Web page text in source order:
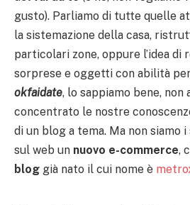
gusto). Parliamo di tutte quelle
la sistemazione della casa,
particolari zone, oppure l’idea di
sorprese e oggetti con abilità
okfaidate, lo sappiamo bene, non
concentrato le nostre
di un blog a tema. Ma non siamo
sul web un nuovo e-commerce,
blog già nato il cui nome è